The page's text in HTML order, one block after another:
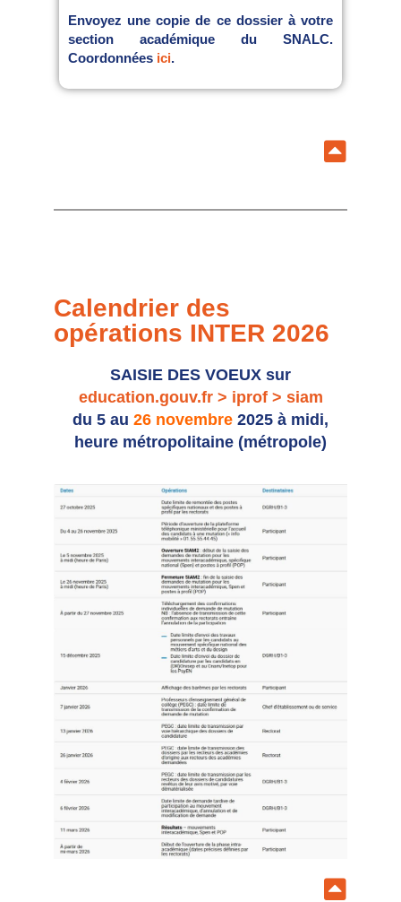
Envoyez une copie de ce dossier à votre
section académique du SNALC.
Coordonnées ici.
Calendrier des
opérations INTER 2026
SAISIE DES VOEUX sur
education.gouv.fr > iprof > siam
du 5 au 26 novembre 2025 à midi,
heure métropolitaine (métropole)